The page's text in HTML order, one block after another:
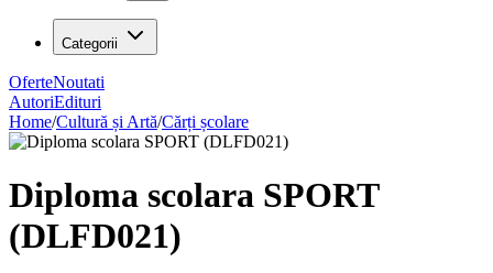
Categorii
OferteNoutati
AutoriEdituri
Home/Cultură și Artă/Cărți școlare
Diploma scolara SPORT
(DLFD021)